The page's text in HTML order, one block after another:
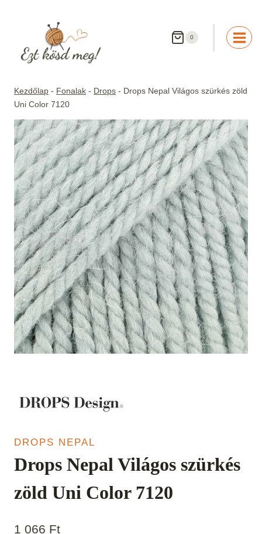
0
Kezdőlap - Fonalak - Drops - Drops Nepal Világos szürkés zöld
Uni Color 7120
DROPS NEPAL
Drops Nepal Világos szürkés
zöld Uni Color 7120
1 066 Ft